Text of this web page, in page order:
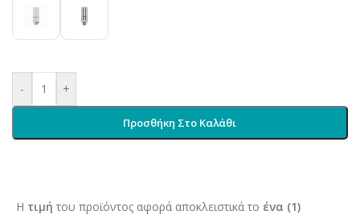
- +
Προσθήκη Στο Καλάθι
Η τιμή του προϊόντος αφορά αποκλειστικά το ένα (1)